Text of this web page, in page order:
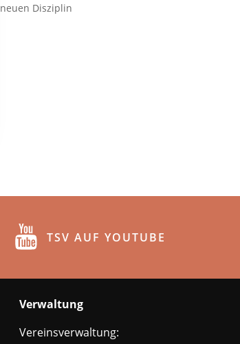
neuen Disziplin
TSV AUF YOUTUBE
Verwaltung
Vereinsverwaltung: